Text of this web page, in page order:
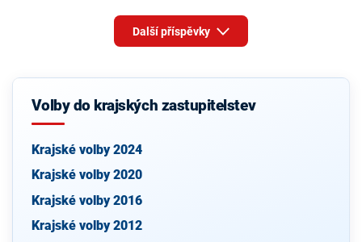
Další příspěvky
Volby do krajských zastupitelstev
Krajské volby 2024
Krajské volby 2020
Krajské volby 2016
Krajské volby 2012